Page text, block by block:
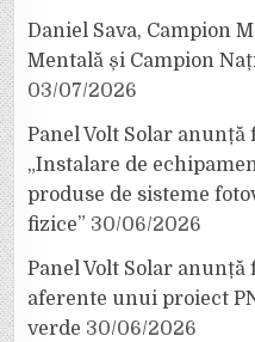
Daniel Sava, Campion
Mentală și Campion
03/07/2026
Panel Volt Solar
„Instalare de
produse de sisteme
fizice” 30/06/2026
Panel Volt Solar
aferente unui proiect
verde 30/06/2026